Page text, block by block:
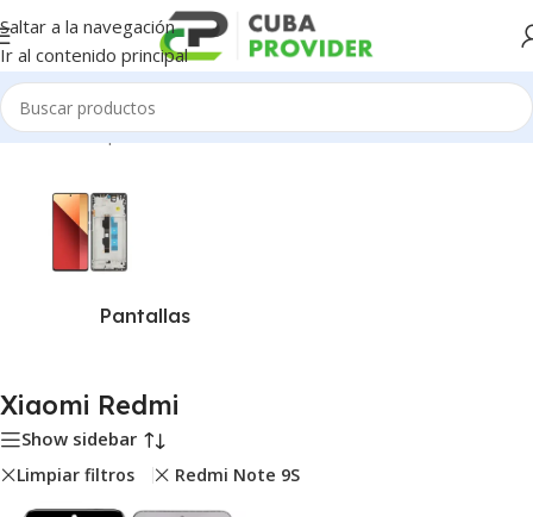
Saltar a la navegación
Ir al contenido principal
Inicio/Piezas para Celulares/Xiaomi Redmi
Pantallas
Xiaomi Redmi
Show sidebar
Limpiar filtros Redmi Note 9S